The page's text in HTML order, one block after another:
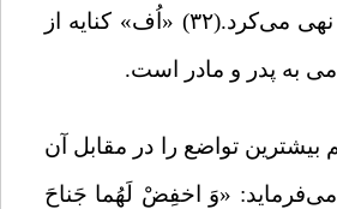
خدا از آن نهی می‌کرد.(۳۲) «اُف» کنایه از
به پدر و مادر است.
بیشترین تواضع را در مقابل آن
«وَ اخفِضْ لَهُما جَناحَ